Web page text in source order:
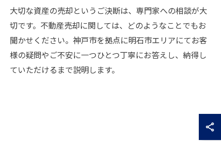
大切な資産の売却というご決断は、専門家への相談が大
切です。不動産売却に関しては、どのようなことでもお
聞かせください。神戸市を拠点に明石市エリアにてお客
様の疑問やご不安に一つひとつ丁寧にお答えし、納得し
ていただけるまで説明します。